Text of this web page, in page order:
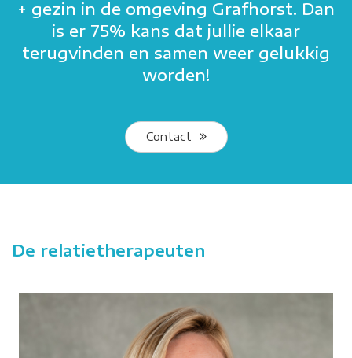
+ gezin in de omgeving Grafhorst. Dan
is er 75% kans dat jullie elkaar
terugvinden en samen weer gelukkig
worden!
Contact
De relatietherapeuten